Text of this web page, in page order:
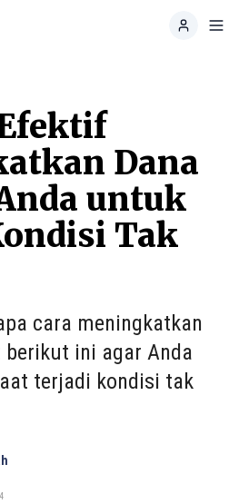
Dana
untuk
Tak
cara meningkatkan
ini agar Anda
terjadi kondisi tak